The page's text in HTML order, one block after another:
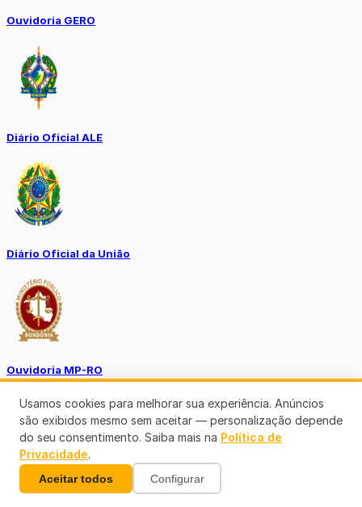
Ouvidoria GERO
Diário Oficial ALE
Diário Oficial da União
Ouvidoria MP-RO
Diário Oficial Municípios
Usamos cookies para melhorar sua experiência. Anúncios
são exibidos mesmo sem aceitar — personalização depende
do seu consentimento. Saiba mais na Política de
Privacidade.
Aceitar todos Configurar